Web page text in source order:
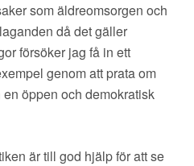
som äldreomsorgen och
då det gäller
försöker jag få in ett
genom att prata om
öppen och demokratisk
är till god hjälp för att se